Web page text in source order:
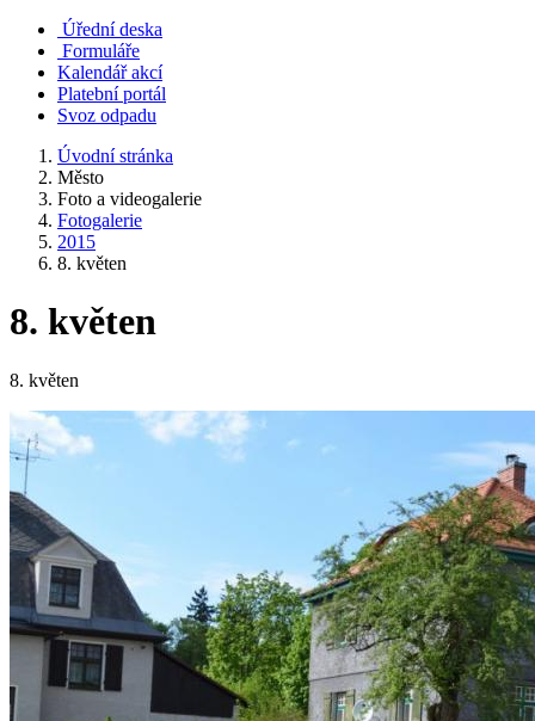
Úřední deska
Formuláře
Kalendář akcí
Platební portál
Svoz odpadu
Úvodní stránka
Město
Foto a videogalerie
Fotogalerie
2015
8. květen
8. květen
8. květen